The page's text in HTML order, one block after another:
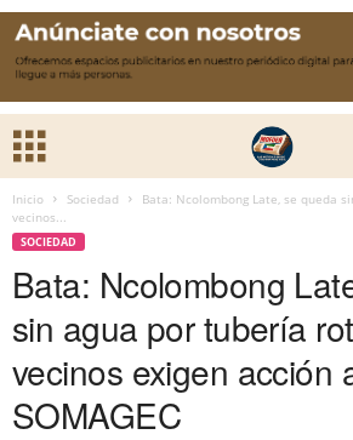
Inicio Sociedad
Bata: Ncolombong Late, se queda
vecinos...
SOCIEDAD
Bata: Ncolombong
sin agua por tubería
vecinos exigen acción
SOMAGEC